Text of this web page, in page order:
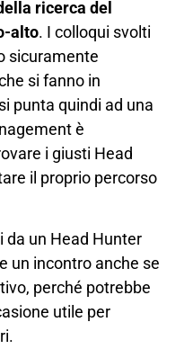
ricerca del
alto. I colloqui svolti
sicuramente
si fanno in
punta quindi ad una
è
i giusti Head
il proprio percorso
da un Head Hunter
un incontro anche se
perché potrebbe
utile per